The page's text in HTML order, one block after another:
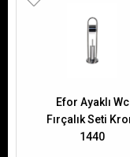
Efor Ayaklı Wc
Fırçalık Seti
1440